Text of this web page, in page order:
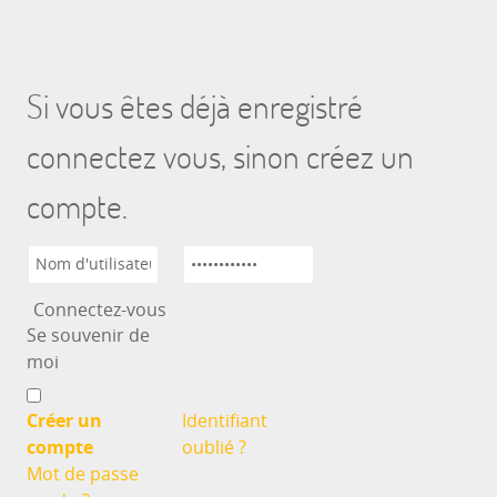
Si vous êtes déjà enregistré
connectez vous, sinon créez un
compte.
Se souvenir de
moi
Créer un
compte
Identifiant
oublié ?
Mot de passe